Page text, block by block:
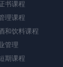
书课程
理课程
和饮料课程
管理
期课程